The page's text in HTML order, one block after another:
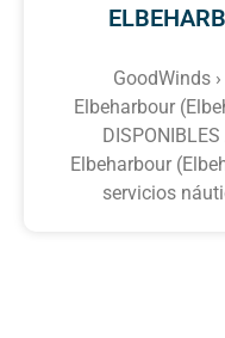
GoodWinds
Elbeharbour
Elbeharbour
servicios